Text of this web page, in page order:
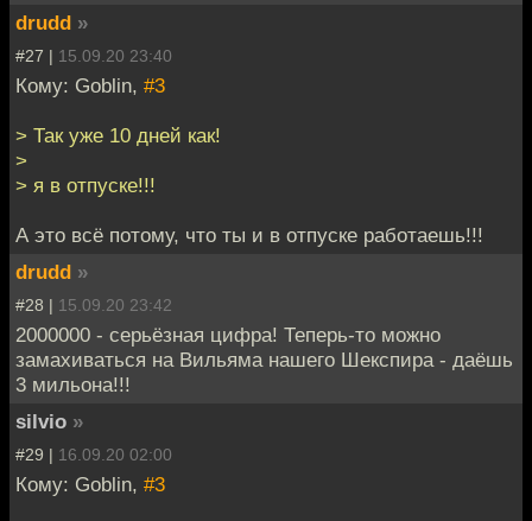
drudd »
#27 | 15.09.20 23:40
Кому: Goblin, #3
> Так уже 10 дней как!
>
> я в отпуске!!!
А это всё потому, что ты и в отпуске работаешь!!!
drudd »
#28 | 15.09.20 23:42
2000000 - серьёзная цифра! Теперь-то можно
замахиваться на Вильяма нашего Шекспира - даёшь
3 мильона!!!
silvio »
#29 | 16.09.20 02:00
Кому: Goblin, #3